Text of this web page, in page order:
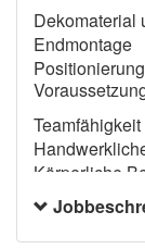
Dekomaterial
Endmontage
Positionierung
Teamfähigkeit
Körperliche